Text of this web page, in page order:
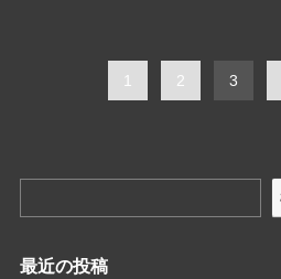
1 2 3
最近の投稿